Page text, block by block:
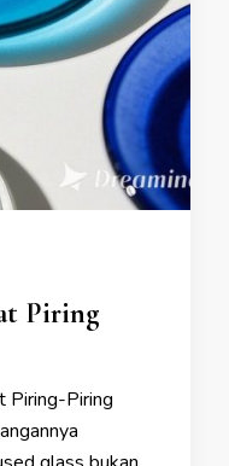
Piring
Piring-Piring